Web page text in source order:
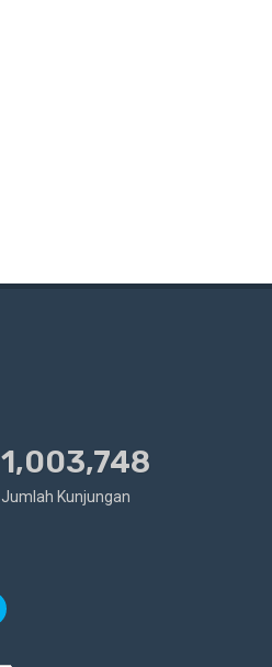
1,003,748
Jumlah Kunjungan